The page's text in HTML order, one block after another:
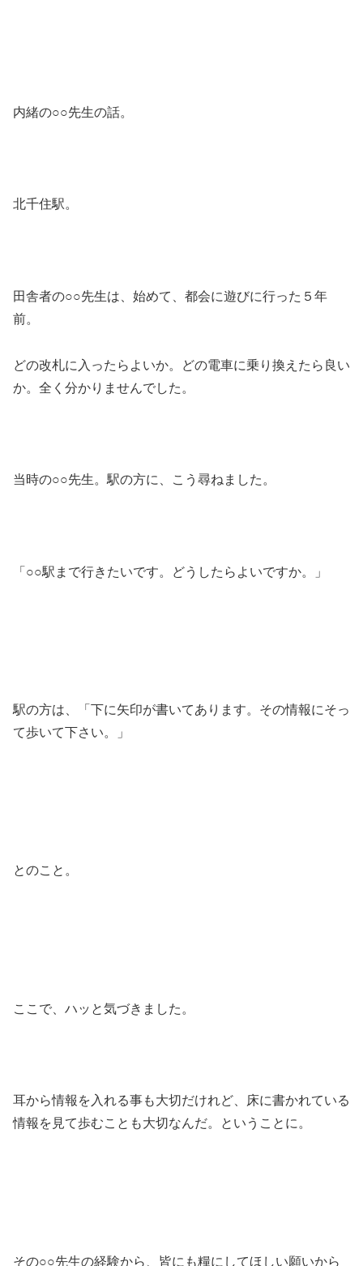
内緒の○○先生の話。
北千住駅。
田舎者の○○先生は、始めて、都会に遊びに行った５年
前。
どの改札に入ったらよいか。どの電車に乗り換えたら良い
か。全く分かりませんでした。
当時の○○先生。駅の方に、こう尋ねました。
「○○駅まで行きたいです。どうしたらよいですか。」
駅の方は、「下に矢印が書いてあります。その情報にそっ
て歩いて下さい。」
とのこと。
ここで、ハッと気づきました。
耳から情報を入れる事も大切だけれど、床に書かれている
情報を見て歩むことも大切なんだ。ということに。
その○○先生の経験から、皆にも糧にしてほしい願いから